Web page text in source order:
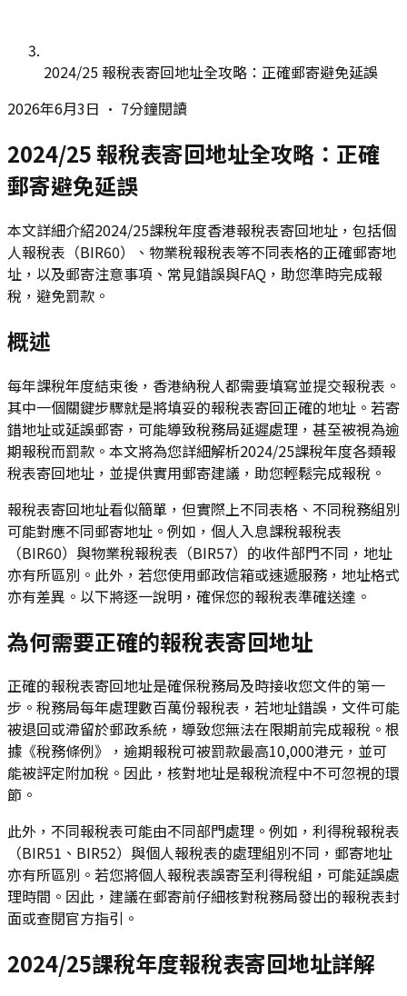
2024/25 報稅表寄回地址全攻略：正確郵寄避免延誤
2026年6月3日 • 7分鐘閱讀
2024/25 報稅表寄回地址全攻略：正確
郵寄避免延誤
本文詳細介紹2024/25課稅年度香港報稅表寄回地址，包括個
人報稅表（BIR60）、物業稅報稅表等不同表格的正確郵寄地
址，以及郵寄注意事項、常見錯誤與FAQ，助您準時完成報
稅，避免罰款。
概述
每年課稅年度結束後，香港納稅人都需要填寫並提交報稅表。
其中一個關鍵步驟就是將填妥的報稅表寄回正確的地址。若寄
錯地址或延誤郵寄，可能導致稅務局延遲處理，甚至被視為逾
期報稅而罰款。本文將為您詳細解析2024/25課稅年度各類報
稅表寄回地址，並提供實用郵寄建議，助您輕鬆完成報稅。
報稅表寄回地址看似簡單，但實際上不同表格、不同稅務組別
可能對應不同郵寄地址。例如，個人入息課稅報稅表
（BIR60）與物業稅報稅表（BIR57）的收件部門不同，地址
亦有所區別。此外，若您使用郵政信箱或速遞服務，地址格式
亦有差異。以下將逐一說明，確保您的報稅表準確送達。
為何需要正確的報稅表寄回地址
正確的報稅表寄回地址是確保稅務局及時接收您文件的第一
步。稅務局每年處理數百萬份報稅表，若地址錯誤，文件可能
被退回或滯留於郵政系統，導致您無法在限期前完成報稅。根
據《稅務條例》，逾期報稅可被罰款最高10,000港元，並可
能被評定附加稅。因此，核對地址是報稅流程中不可忽視的環
節。
此外，不同報稅表可能由不同部門處理。例如，利得稅報稅表
（BIR51、BIR52）與個人報稅表的處理組別不同，郵寄地址
亦有所區別。若您將個人報稅表誤寄至利得稅組，可能延誤處
理時間。因此，建議在郵寄前仔細核對稅務局發出的報稅表封
面或查閱官方指引。
2024/25課稅年度報稅表寄回地址詳解